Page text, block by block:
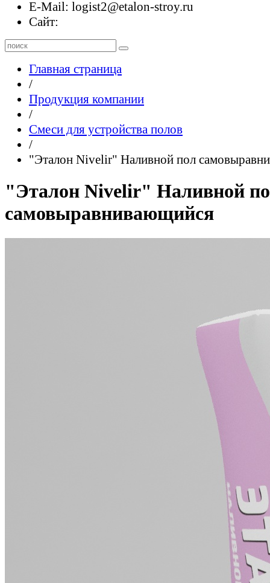
E-Mail: logist2@etalon-stroy.ru
Сайт:
Главная страница
/
Продукция компании
/
Смеси для устройства полов
/
"Эталон Nivelir" Наливной пол
"Эталон Nivelir" Наливной
самовыравнивающийся